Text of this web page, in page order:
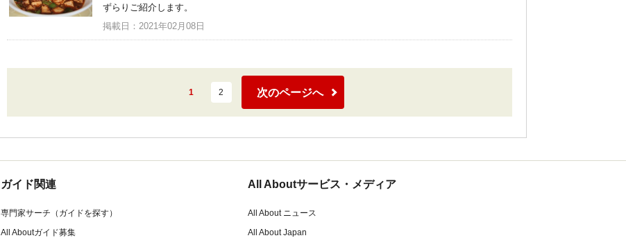
ずらりご紹介します。
掲載日：2021年02月08日
1 2 次のページへ
ガイド関連
専門家サーチ（ガイドを探す）
All Aboutガイド募集
All Aboutサービス・メディア
All About ニュース
All About Japan